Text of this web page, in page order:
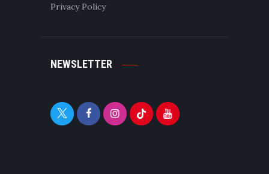
Privacy Policy
NEWSLETTER